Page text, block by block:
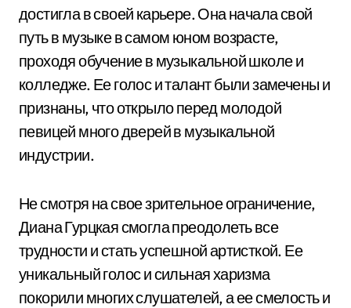
достигла в своей карьере. Она начала свой
путь в музыке в самом юном возрасте,
проходя обучение в музыкальной школе и
колледже. Ее голос и талант были замечены и
признаны, что открыло перед молодой
певицей много дверей в музыкальной
индустрии.
Не смотря на свое зрительное ограничение,
Диана Гурцкая смогла преодолеть все
трудности и стать успешной артисткой. Ее
уникальный голос и сильная харизма
покорили многих слушателей, а ее смелость и